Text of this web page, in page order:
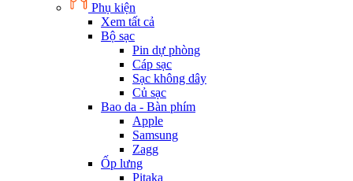
Phụ kiện
Xem tất cả
Bộ sạc
Pin dự phòng
Cáp sạc
Sạc không dây
Củ sạc
Bao da - Bàn phím
Apple
Samsung
Zagg
Ốp lưng
Pitaka